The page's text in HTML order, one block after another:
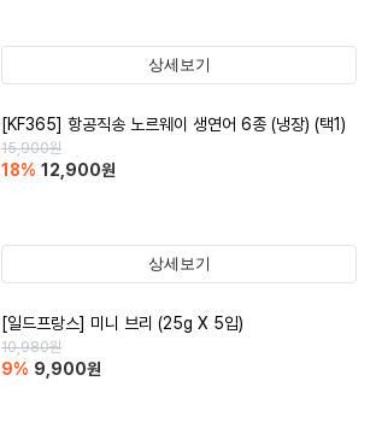
상세보기
[KF365] 항공직송 노르웨이 생연어 6종 (냉장) (택1)
15,900원
18% 12,900원
상세보기
[일드프랑스] 미니 브리 (25g X 5입)
10,980원
9% 9,900원